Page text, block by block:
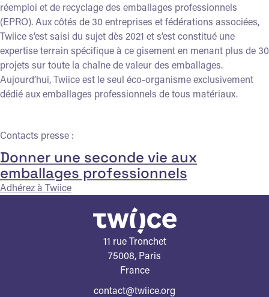
réemploi et de recyclage des emballages professionnels
(EPRO). Aux côtés de 30 entreprises et fédérations associées,
Twiice s’est saisi du sujet dès 2021 et s’est constitué une
expertise terrain spécifique à ce gisement en menant plus de 30
projets sur toute la chaîne de valeur des emballages.
Aujourd’hui, Twiice est le seul éco-organisme exclusivement
dédié aux emballages professionnels de tous matériaux.
Contacts presse :
Donner une seconde vie aux
emballages professionnels
Adhérez à Twiice
11 rue Tronchet
75008, Paris
France
contact@twiice.org